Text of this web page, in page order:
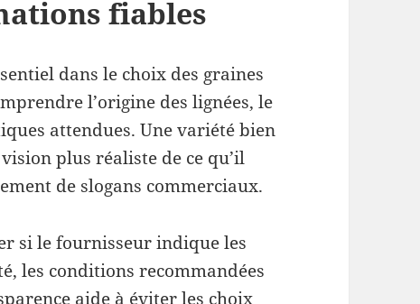
fiables
dans le choix des graines
l’origine des lignées, le
attendues. Une variété bien
plus réaliste de ce qu’il
de slogans commerciaux.
si le fournisseur indique les
les conditions recommandées
aide à éviter les choix